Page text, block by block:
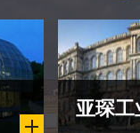
亚琛工